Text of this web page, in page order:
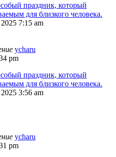
праздник, который
для близкого человека.
7:15 am
ycharu
pm
праздник, который
для близкого человека.
3:56 am
ycharu
pm